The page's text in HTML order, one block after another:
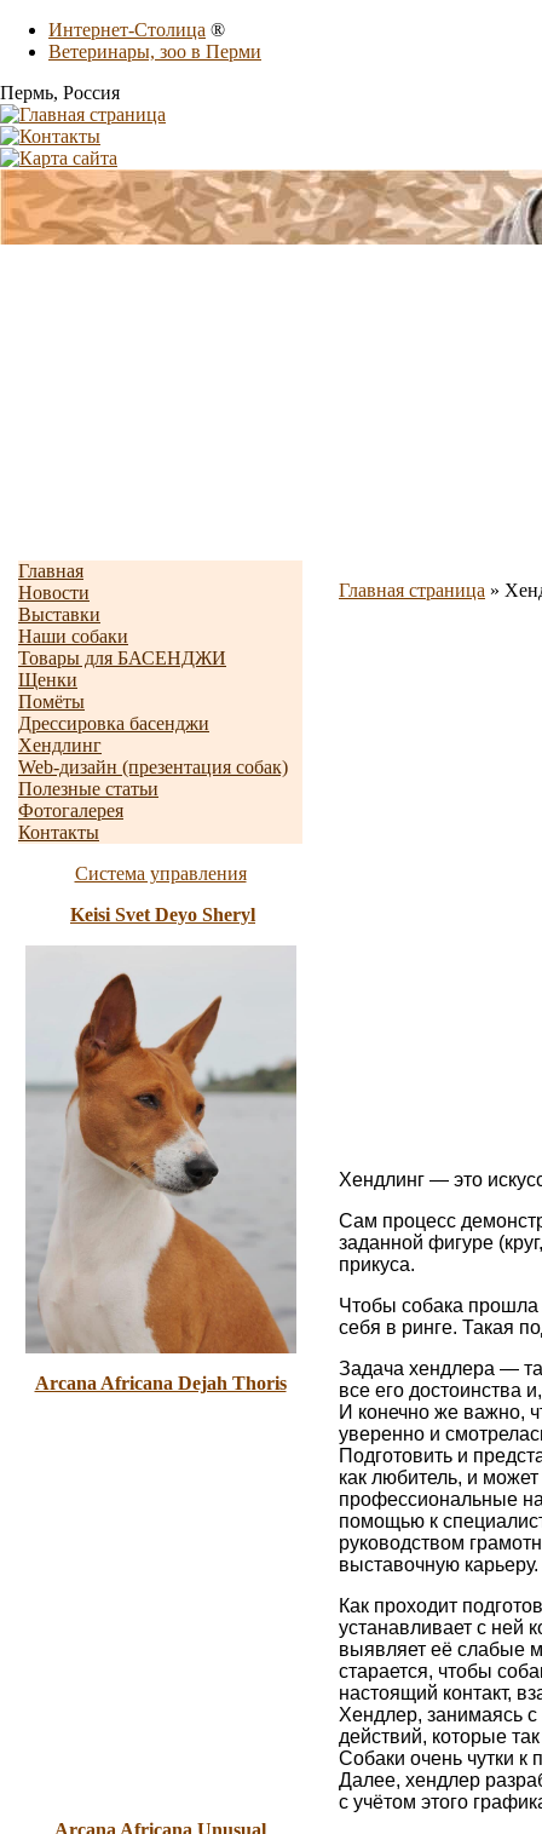
Интернет-Столица ®
Ветеринары, зоо в Перми
Пермь, Россия
Главная
Новости
Выставки
Наши собаки
Товары для БАСЕНДЖИ
Щенки
Помёты
Дрессировка басенджи
Хендлинг
Web-дизайн (презентация собак)
Полезные статьи
Фотогалерея
Контакты
Система управления
Keisi Svet Deyo Sheryl
Arcana Africana Dejah Thoris
Arcana Africana Unusual
Главная страница »
Хендлинг — это
Сам процесс
заданной фигуре
прикуса.
Чтобы собака прошла
себя в ринге. Такая
Задача хендлера —
все его достоинства
И конечно же важно,
уверенно и
Подготовить и
как любитель, и
профессиональные
помощью к
руководством
выставочную карьеру.
Как проходит
устанавливает с ней
выявляет её слабые
старается, чтобы
настоящий контакт,
Хендлер, занимаясь
действий, которые
Собаки очень чутки к
Далее, хендлер
с учётом этого